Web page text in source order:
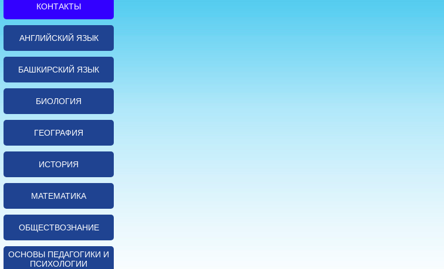
КОНТАКТЫ
АНГЛИЙСКИЙ ЯЗЫК
БАШКИРСКИЙ ЯЗЫК
БИОЛОГИЯ
ГЕОГРАФИЯ
ИСТОРИЯ
МАТЕМАТИКА
ОБЩЕСТВОЗНАНИЕ
ОСНОВЫ ПЕДАГОГИКИ И
ПСИХОЛОГИИ